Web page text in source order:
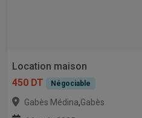
Location maison
450 DT
Négociable
Gabès Médina,Gabès